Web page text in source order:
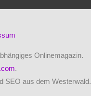
Onlinemagazin.
.
SEO aus dem Westerwald.